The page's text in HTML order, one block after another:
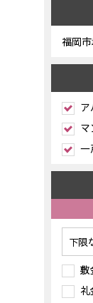
福岡
ア
マ
一
敷
礼